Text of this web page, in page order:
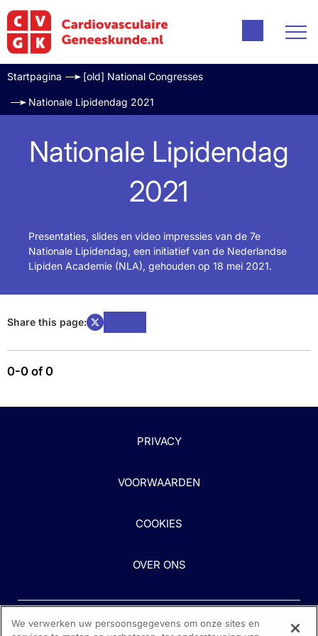
Startpagina [old] National Congresses
Nationale Lipidendag 2021
Nationale Lipidendag
2021
Presentaties, slides en video impressies van de 7e
Nationale Lipidendag, een initiatief van de Nederlandse
Lipiden Academie (NLA), gehouden op 18 mei 2021.
Share this page:
0-0 of 0
PRIVACY
VOORWAARDEN
COOKIES
OVER ONS
We verwerken uw persoonsgegevens om onze sites en